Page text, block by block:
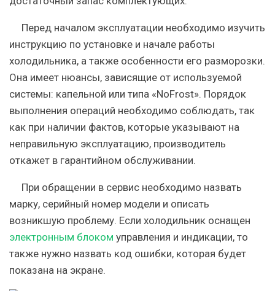
Перед началом эксплуатации необходимо изучить
инструкцию по установке и начале работы
холодильника, а также особенности его разморозки.
Она имеет нюансы, зависящие от используемой
системы: капельной или типа «NoFrost». Порядок
выполнения операций необходимо соблюдать, так
как при наличии фактов, которые указывают на
неправильную эксплуатацию, производитель
откажет в гарантийном обслуживании.
При обращении в сервис необходимо назвать
марку, серийный номер модели и описать
возникшую проблему. Если холодильник оснащен
электронным блоком управления и индикации, то
также нужно назвать код ошибки, которая будет
показана на экране.